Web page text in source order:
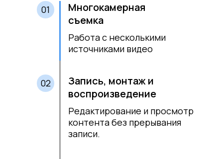
Многокамерная
съемка
Работа с несколькими
источниками видео
Запись, монтаж и
воспроизведение
Редактирование и просмотр
контента без прерывания
записи.
01
02